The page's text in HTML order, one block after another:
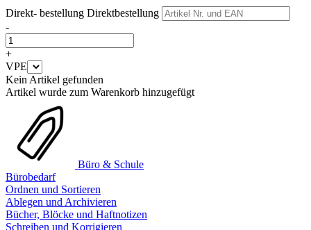
Direkt- bestellung Direktbestellung
-
+
VPE
Kein Artikel gefunden
Artikel wurde zum Warenkorb hinzugefügt
Büro & Schule
Bürobedarf
Ordnen und Sortieren
Ablegen und Archivieren
Bücher, Blöcke und Haftnotizen
Schreiben und Korrigieren